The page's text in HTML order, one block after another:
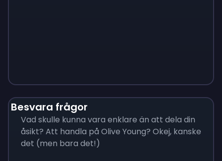
Besvara frågor
Vad skulle kunna vara enklare än att dela din
åsikt? Att handla på Olive Young? Okej, kanske
det (men bara det!)